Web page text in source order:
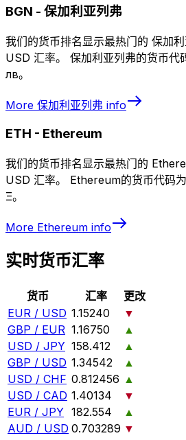
BGN - 保加利亚列弗
我们的货币排名显示最热门的 保加
USD 汇率。 保加利亚列弗的货币代
лв。
More 保加利亚列弗 info
ETH - Ethereum
我们的货币排名显示最热门的
USD 汇率。 Ethereum的货币代码
Ξ。
More Ethereum info
实时货币汇率
货币 汇率
更改
EUR / USD 1.15240
▼
GBP / EUR 1.16750
▲
USD / JPY 158.412
▲
GBP / USD 1.34542
▲
USD / CHF 0.812456 ▲
USD / CAD 1.40134
▼
EUR / JPY 182.554
▲
AUD / USD 0.703289 ▼